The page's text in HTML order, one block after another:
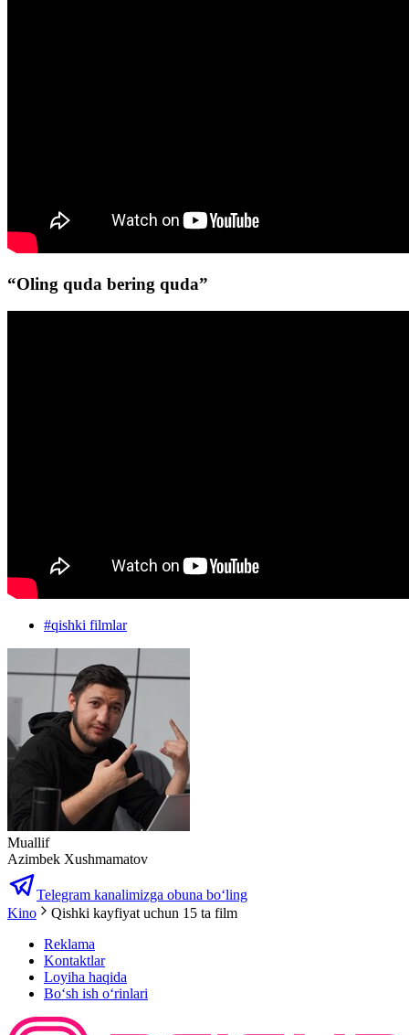
“Oling quda bering quda”
#qishki filmlar
Muallif
Azimbek Xushmamatov
Telegram kanalimizga obuna bo‘ling
Kino
Qishki kayfiyat uchun 15 ta film
Reklama
Kontaktlar
Loyiha haqida
Bo‘sh ish o‘rinlari